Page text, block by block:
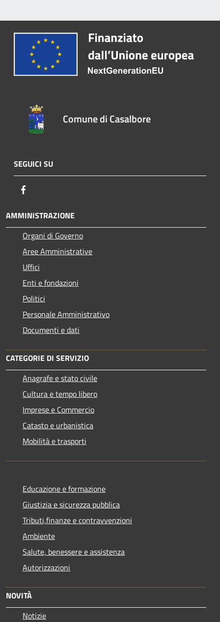
Comune di Casalbore
SEGUICI SU
AMMINISTRAZIONE
Organi di Governo
Aree Amministrative
Uffici
Enti e fondazioni
Politici
Personale Amministrativo
Documenti e dati
CATEGORIE DI SERVIZIO
Anagrafe e stato civile
Cultura e tempo libero
Imprese e Commercio
Catasto e urbanistica
Mobilità e trasporti
Educazione e formazione
Giustizia e sicurezza pubblica
Tributi,finanze e contravvenzioni
Ambiente
Salute, benessere e assistenza
Autorizzazioni
NOVITÀ
Notizie